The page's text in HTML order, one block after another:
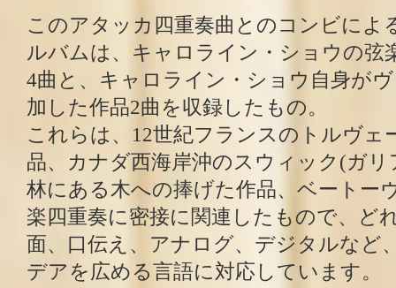
このアタッカ四重奏曲とのコンビによ
ルバムは、キャロライン・ショウの弦
4曲と、キャロライン・ショウ自身が
加した作品2曲を収録したもの。
これらは、12世紀フランスのトルヴェ
品、カナダ西海岸沖のスウィック(ガ
林にある木への捧げた作品、ベートー
楽四重奏に密接に関連したもので、ど
面、口伝え、アナログ、デジタルなど
デアを広める言語に対応しています。